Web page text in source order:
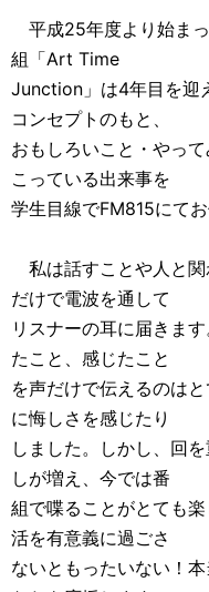
平成25年度より始ま
組「Art Time
Junction」は4年目を迎
コンセプトのもと、
おもしろいこと・やっ
こっている出来事を
学生目線でFM815にて
私は話すことや人と
だけで電波を通して
リスナーの耳に届きま
たこと、感じたこと
を声だけで伝えるのは
に悔しさを感じたり
しました。しかし、回
しが増え、今では番
組で喋ることがとても
活を有意義に過ごさ
ないともったいない！